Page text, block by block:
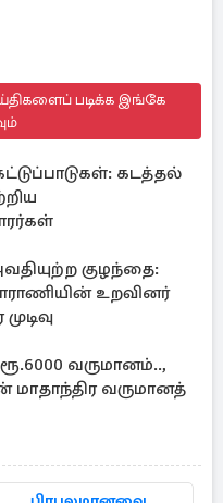
படிக்க இங்கே
கடத்தல்
குழந்தை:
உறவினர்
வருமானம்..,
வருமானத்